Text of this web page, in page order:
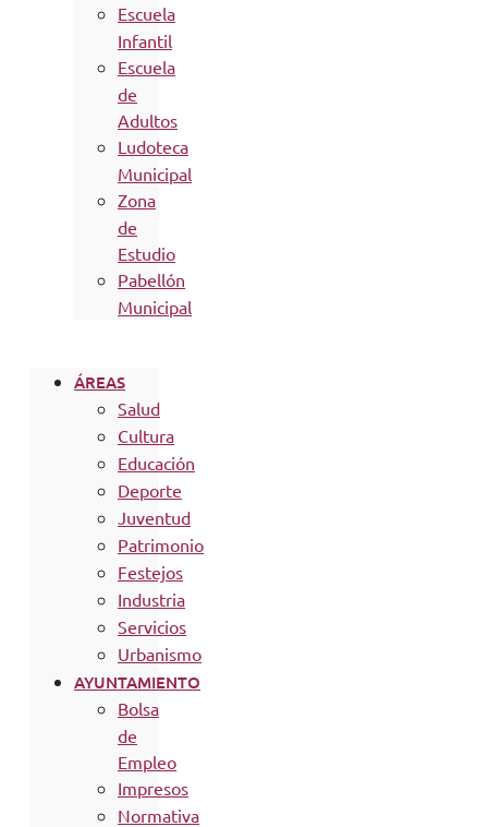
Escuela
Infantil
Escuela
de
Adultos
Ludoteca
Municipal
Zona
de
Estudio
Pabellón
Municipal
ÁREAS
Salud
Cultura
Educación
Deporte
Juventud
Patrimonio
Festejos
Industria
Servicios
Urbanismo
AYUNTAMIENTO
Bolsa
de
Empleo
Impresos
Normativa